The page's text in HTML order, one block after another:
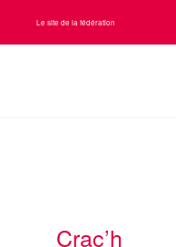
contenu
Le site de la fédération
Crac’h